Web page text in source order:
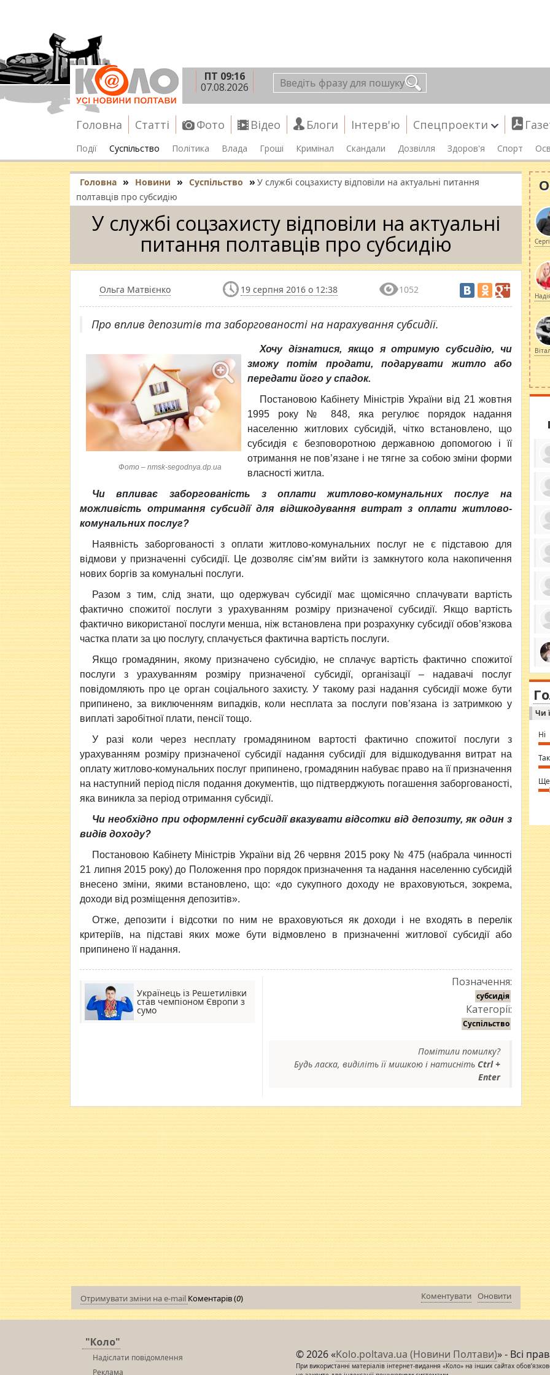
ПТ 09:16
07.08.2026
Головна Статті Фото Відео Блоги Інтерв'ю Спецпроекти
Події Суспільство Політика Влада Гроші Кримінал Скандали Дозвілля Здоров'я Спорт
Головна » Новини » Суспільство » У службі соцзахисту відповіли на актуальні питання
полтавців про субсидію
У службі соцзахисту відповіли на актуальні
питання полтавців про субсидію
Ольга Матвієнко 19 серпня 2016 о 12:38 1052
​Про вплив депозитів та заборгованості на нарахування субсидії.
Фото – nmsk-segodnya.dp.ua
Хочу дізнатися, якщо я отримую субсидію, чи
зможу потім продати, подарувати житло або
передати його у спадок.
Постановою Кабінету Міністрів України від 21 жовтня
1995 року № 848, яка регулює порядок надання
населенню житлових субсидій, чітко встановлено, що
субсидія є безповоротною державною допомогою і її
отримання не пов’язане і не тягне за собою зміни форми
власності житла.
Чи впливає заборгованість з оплати житлово-комунальних послуг на
можливість отримання субсидії для відшкодування витрат з оплати житлово-
комунальних послуг?
Наявність заборгованості з оплати житлово-комунальних послуг не є підставою для
відмови у призначенні субсидії. Це дозволяє сім’ям вийти із замкнутого кола накопичення
нових боргів за комунальні послуги.
Разом з тим, слід знати, що одержувач субсидії має щомісячно сплачувати вартість
фактично спожитої послуги з урахуванням розміру призначеної субсидії. Якщо вартість
фактично використаної послуги менша, ніж встановлена при розрахунку субсидії обов’язкова
частка плати за цю послугу, сплачується фактична вартість послуги.
Якщо громадянин, якому призначено субсидію, не сплачує вартість фактично спожитої
послуги з урахуванням розміру призначеної субсидії, організації – надавачі послуг
повідомляють про це орган соціального захисту. У такому разі надання субсидії може бути
припинено, за виключенням випадків, коли несплата за послуги пов’язана із затримкою у
виплаті заробітної плати, пенсії тощо.
У разі коли через несплату громадянином вартості фактично спожитої послуги з
урахуванням розміру призначеної субсидії надання субсидії для відшкодування витрат на
оплату житлово-комунальних послуг припинено, громадянин набуває право на її призначення
на наступний період після подання документів, що підтверджують погашення заборгованості,
яка виникла за період отримання субсидії.
Чи необхідно при оформленні субсидії вказувати відсотки від депозиту, як один з
видів доходу?
Постановою Кабінету Міністрів України від 26 червня 2015 року № 475 (набрала чинності
21 липня 2015 року) до Положення про порядок призначення та надання населенню субсидій
внесено зміни, якими встановлено, що: «до сукупного доходу не враховуються, зокрема,
доходи від розміщення депозитів».
Отже, депозити і відсотки по ним не враховуються як доходи і не входять в перелік
критеріїв, на підставі яких може бути відмовлено в призначенні житлової субсидії або
припинено її надання.
Українець із Решетилівки
став чемпіоном Європи з
сумо
Позначення:
субсидія
Категорії:
Суспільство
Помітили помилку?
Будь ласка, виділіть її мишкою і натисніть Ctrl +
Enter
Отримувати зміни на e-mail Коментарів (0) Оновити
Коментувати
за
ми
in
⇒
Чи
Ні
Так
Ще
"Коло"
Надіслати повідомлення
Реклама
© 2026 «Kolo.poltava.ua (Новини Полтави)» - Всі
При використанні матеріалів інтернет-видання «Коло» на інших сайтах